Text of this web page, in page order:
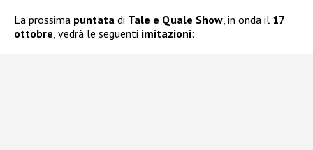
La prossima puntata di Tale e Quale Show, in onda il 17
ottobre, vedrà le seguenti imitazioni: